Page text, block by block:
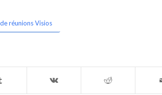
réunions Visios